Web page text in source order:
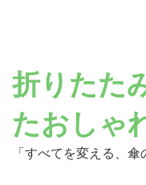
折りたた
たおしゃ
「すべてを変える、